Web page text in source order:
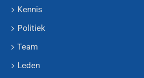
Kennis
Politiek
Team
Leden